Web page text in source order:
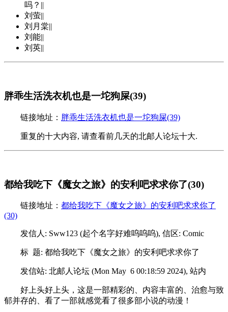
吗？||
刘萤||
刘月棠||
刘能||
刘英||
胖乖生活洗衣机也是一坨狗屎(39)
链接地址： 胖乖生活洗衣机也是一坨狗屎(39)
重复的十大内容, 请查看前几天的北邮人论坛十大.
都给我吃下《魔女之旅》的安利吧求求你了(30)
链接地址： 都给我吃下《魔女之旅》的安利吧求求你了
(30)
发信人: Sww123 (起个名字好难呜呜呜), 信区: Comic
标 题: 都给我吃下《魔女之旅》的安利吧求求你了
发信站: 北邮人论坛 (Mon May 6 00:18:59 2024), 站内
好上头好上头，这是一部精彩的、内容丰富的、治愈与致
郁并存的、看了一部就感觉看了很多部小说的动漫！